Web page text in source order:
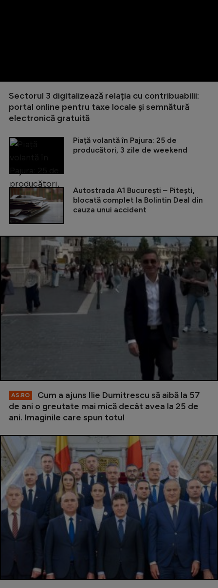
Sectorul 3 digitalizează relația cu contribuabilii:
portal online pentru taxe locale și semnătură
electronică gratuită
Piață volantă în Pajura: 25 de
producători, 3 zile de weekend
Autostrada A1 București – Pitești,
blocată complet la Bolintin Deal din
cauza unui accident
AS.RO
Cum a ajuns Ilie Dumitrescu să aibă la 57
de ani o greutate mai mică decât avea la 25 de
ani. Imaginile care spun totul